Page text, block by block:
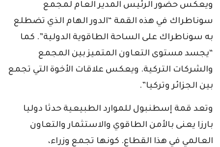
ويعكس حضور الرئيس المدير العام لمجمع
سوناطراك في هذه القمة “الدور الهام الذي تضطلع
به سوناطراك على الساحة الطاقوية الدولية”. كما
“يجسد مستوى التعاون المتميز بين المجمع
والشركات التركية. ويعكس علاقات الأخوة التي تجمع
بين الجزائر وتركيا”.
وتعد قمة إسطنبول للموارد الطبيعية حدثا دوليا
بارزا يعنى بالأمن الطاقوي والاستثمار والتعاون
العالمي في هذا القطاع. كونها تجمع وزراء،